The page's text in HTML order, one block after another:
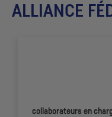
ALLIANCE
collaborateurs en